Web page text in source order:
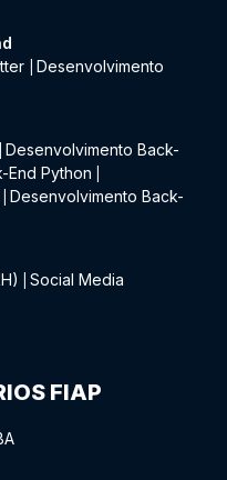
Desenvolvimento
Desenvolvimento Back-
End Python
Desenvolvimento Back-
Social Media
FIAP